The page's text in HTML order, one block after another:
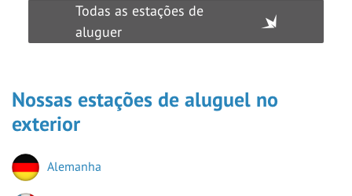
Todas as estações de
aluguer
Nossas estações de aluguel no
exterior
Alemanha